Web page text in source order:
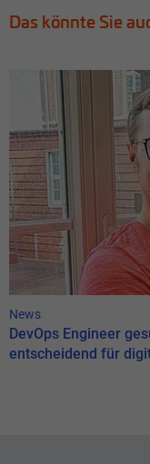
Das könnte Sie
News
DevOps Engineer
entscheidend für